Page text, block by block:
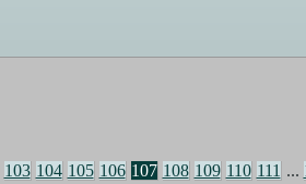
103 104 105 106 107 108 109 110 111 ...